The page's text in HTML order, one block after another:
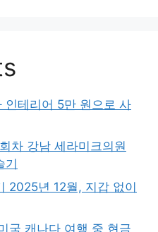
인테리어 5만 원으로 사
차 강남 세라미크의원
기
2025년 12월, 지갑 없이
국 캐나다 여행 중 현금